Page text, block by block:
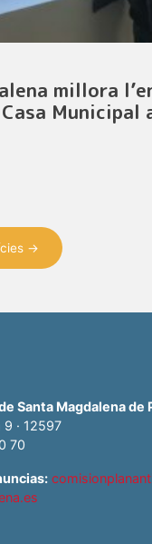
millora
Municipal
→
Santa Magdalena de
9 · 12597
70